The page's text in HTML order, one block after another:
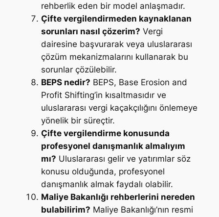
rehberlik eden bir model anlaşmadır.
Çifte vergilendirmeden kaynaklanan
sorunları nasıl çözerim? Vergi
dairesine başvurarak veya uluslararası
çözüm mekanizmalarını kullanarak bu
sorunlar çözülebilir.
BEPS nedir? BEPS, Base Erosion and
Profit Shifting’in kısaltmasıdır ve
uluslararası vergi kaçakçılığını önlemeye
yönelik bir süreçtir.
Çifte vergilendirme konusunda
profesyonel danışmanlık almalıyım
mı? Uluslararası gelir ve yatırımlar söz
konusu olduğunda, profesyonel
danışmanlık almak faydalı olabilir.
Maliye Bakanlığı rehberlerini nereden
bulabilirim? Maliye Bakanlığı’nın resmi